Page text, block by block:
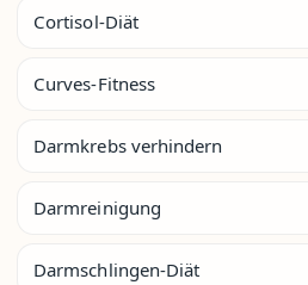
Cortisol-Diät
Curves-Fitness
Darmkrebs verhindern
Darmreinigung
Darmschlingen-Diät